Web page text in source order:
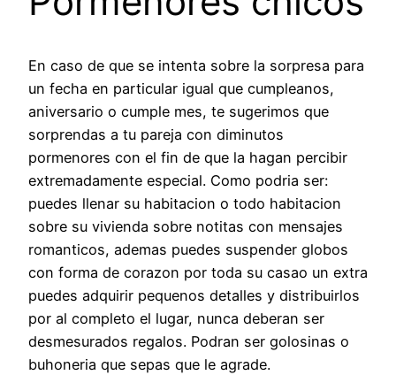
En caso de que se intenta sobre la sorpresa para
un fecha en particular igual que cumpleanos,
aniversario o cumple mes, te sugerimos que
sorprendas a tu pareja con diminutos
pormenores con el fin de que la hagan percibir
extremadamente especial. Como podri­a ser:
puedes llenar su habitacion o todo habitacion
sobre su vivienda sobre notitas con mensajes
romanticos, ademas puedes suspender globos
con forma de corazon por toda su casao un extra
puedes adquirir pequenos detalles y distribuirlos
por al completo el lugar, nunca deberan ser
desmesurados regalos. Podran ser golosinas o
buhoneria que sepas que le agrade.